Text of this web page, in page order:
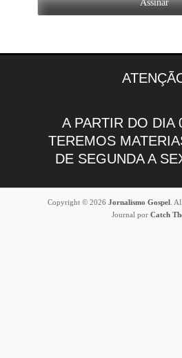
A PARTIR DO DIA
TEREMOS
DE SEGUNDA A
Copyright © 2026 Jornalismo Gospel
.
Journal por Catch